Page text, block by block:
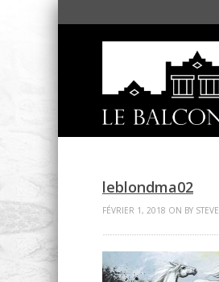
leblondma02
FÉVRIER 1, 2018 ON BY STEVE